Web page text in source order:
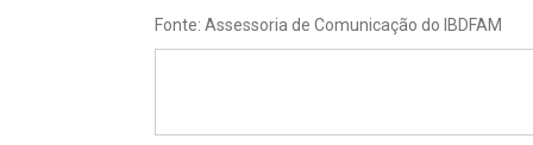
Projetos do IBDFAM
Fonte: Assessoria de Comunicação do IBDFAM